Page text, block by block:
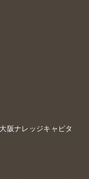
阪ナレッジキャピタ